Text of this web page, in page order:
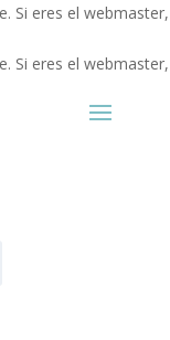
Si eres el webmaster,
Si eres el webmaster,